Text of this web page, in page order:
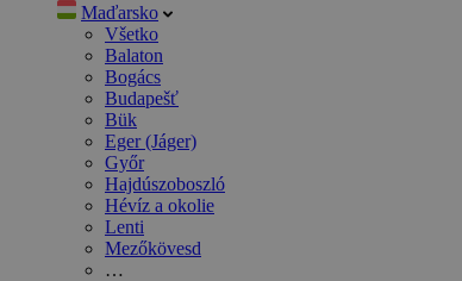
Maďarsko
Všetko
Balaton
Bogács
Budapešť
Bük
Eger (Jáger)
Győr
Hajdúszoboszló
Hévíz a okolie
Lenti
Mezőkövesd
…